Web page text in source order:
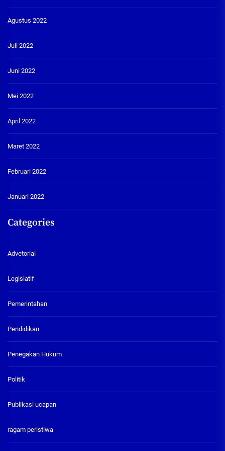
Agustus 2022
Juli 2022
Juni 2022
Mei 2022
April 2022
Maret 2022
Februari 2022
Januari 2022
Categories
Advetorial
Legislatif
Pemerintahan
Pendidikan
Penegakan Hukum
Politik
Publikasi ucapan
ragam peristiwa